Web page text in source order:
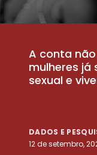
A conta
mulheres
sexual e
DADOS E
12 de setembro,